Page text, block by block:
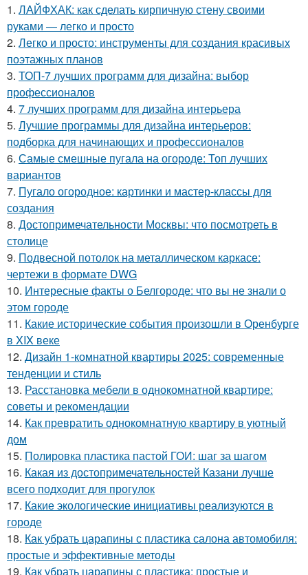
1. ЛАЙФХАК: как сделать кирпичную стену своими
руками — легко и просто
2. Легко и просто: инструменты для создания красивых
поэтажных планов
3. ТОП-7 лучших программ для дизайна: выбор
профессионалов
4. 7 лучших программ для дизайна интерьера
5. Лучшие программы для дизайна интерьеров:
подборка для начинающих и профессионалов
6. Самые смешные пугала на огороде: Топ лучших
вариантов
7. Пугало огородное: картинки и мастер-классы для
создания
8. Достопримечательности Москвы: что посмотреть в
столице
9. Подвесной потолок на металлическом каркасе:
чертежи в формате DWG
10. Интересные факты о Белгороде: что вы не знали о
этом городе
11. Какие исторические события произошли в Оренбурге
в XIX веке
12. Дизайн 1-комнатной квартиры 2025: современные
тенденции и стиль
13. Расстановка мебели в однокомнатной квартире:
советы и рекомендации
14. Как превратить однокомнатную квартиру в уютный
дом
15. Полировка пластика пастой ГОИ: шаг за шагом
16. Какая из достопримечательностей Казани лучше
всего подходит для прогулок
17. Какие экологические инициативы реализуются в
городе
18. Как убрать царапины с пластика салона автомобиля:
простые и эффективные методы
19. Как убрать царапины с пластика: простые и